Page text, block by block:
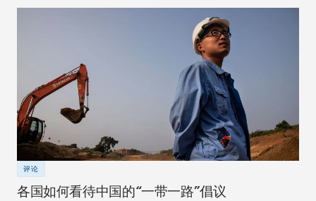
评论
各国如何看待中国的“一带一路”倡议